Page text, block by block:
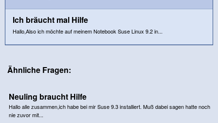
Ich bräucht mal Hilfe
Hallo,Also ich möchte auf meinem Notebook Suse Linux 9.2 in...
Ähnliche Fragen:
Neuling braucht Hilfe
Hallo alle zusammen,ich habe bei mir Suse 9.3 installiert. Muß dabei sagen hatte noch
nie zuvor mit...